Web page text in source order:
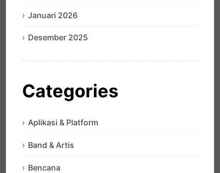
Januari 2026
Desember 2025
Categories
Aplikasi & Platform
Band & Artis
Bencana